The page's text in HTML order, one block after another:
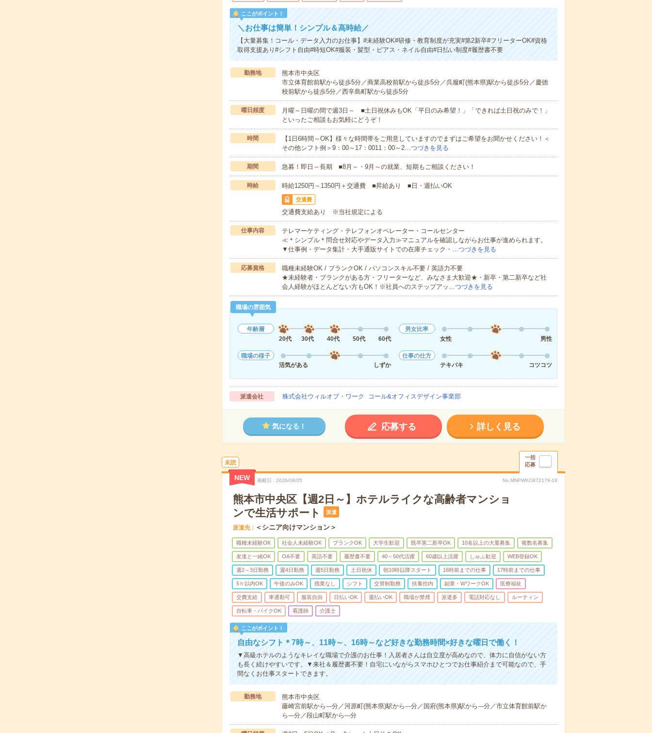
ここがポイント！
＼お仕事は簡単！シンプル＆高時給／
【大量募集！コール・データ入力のお仕事】#未経験OK#研修・教育制度が充実#第2新卒#フリーターOK#資格
取得支援あり#シフト自由#時短OK#服装・髪型・ピアス・ネイル自由#日払い制度#履歴書不要
勤務地
熊本市中央区
市立体育館前駅から徒歩5分／商業高校前駅から徒歩5分／呉服町(熊本県)駅から徒歩5分／慶徳
校前駅から徒歩5分／西辛島町駅から徒歩5分
曜日頻度
月曜～日曜の間で週3日～ ■土日祝休みもOK「平日のみ希望！」「できれば土日祝のみで！」
といったご相談もお気軽にどうぞ！
時間
【1日6時間～OK】様々な時間帯をご用意していますのでまずはご希望をお聞かせください！＜
その他シフト例＞9：00～17：0011：00～2…つづきを見る
期間 急募！即日～長期 ■8月～・9月～の就業、短期もご相談ください！
時給 時給1250円～1350円＋交通費 ■昇給あり ■日・週払いOK
交通費
交通費支給あり ※当社規定による
仕事内容
テレマーケティング・テレフォンオペレーター・コールセンター
≪＊シンプル＊問合せ対応やデータ入力≫マニュアルを確認しながらお仕事が進められます。
▼仕事例・データ集計・大手通販サイトでの在庫チェック・…つづきを見る
応募資格
職種未経験OK / ブランクOK / パソコンスキル不要 / 英語力不要
★未経験者・ブランクがある方・フリーターなど、みなさま大歓迎★・新卒・第二新卒など社
会人経験がほとんどない方もOK！※社員へのステップアッ…つづきを見る
職場の雰囲気
年齢層
20代
30代 40代 50代 60代
男女比率
女性
男性
職場の様子
活気がある
しずか
仕事の仕方
テキパキ
コツコツ
派遣会社 株式会社ウィルオブ・ワーク コール&オフィスデザイン事業部
気になる！ 応募する 詳しく見る
未読
一括
応募
NEW 掲載日 2026/08/05 No.MNPWKO872179-18
熊本市中央区【週2日～】ホテルライクな高齢者マンショ
ンで生活サポート
派遣
派遣先 ＜シニア向けマンション＞
職種未経験OK 社会人未経験OK ブランクOK 大学生歓迎 既卒第二新卒OK 10名以上の大量募集 複数名募集
友達と一緒OK OA不要 英語不要 履歴書不要 40～50代活躍 60歳以上活躍 しゅふ歓迎 WEB登録OK
週2～3日勤務 週4日勤務 週5日勤務 土日祝休 朝10時以降スタート 16時前までの仕事 17時前までの仕事
5ｈ以内OK 午後のみOK 残業なし シフト 交替制勤務 扶養控内 副業・WワークOK 医療福祉
交費支給 車通勤可 服装自由 日払いOK 週払いOK 職場が禁煙 派遣多 電話対応なし ルーティン
自転車・バイクOK 看護師 介護士
ここがポイント！
自由なシフト＊7時～、11時～、16時～など好きな勤務時間×好きな曜日で働く！
▼高級ホテルのようなキレイな職場で介護のお仕事！入居者さんは自立度が高めなので、体力に自信がない方
も長く続けやすいです。▼来社＆履歴書不要！自宅にいながらスマホひとつでお仕事紹介まで可能なので、手
間なくお仕事スタートできます。
勤務地
熊本市中央区
藤崎宮前駅から---分／河原町(熊本県)駅から---分／国府(熊本県)駅から---分／市立体育館前駅か
ら---分／段山町駅から---分